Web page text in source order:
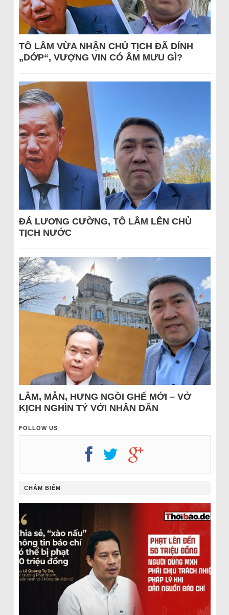
TÔ LÂM VỪA NHẬN CHỦ TỊCH ĐÃ DÍNH
„DỚP“, VƯỢNG VIN CÓ ÂM MƯU GÌ?
ĐÁ LƯƠNG CƯỜNG, TÔ LÂM LÊN CHỦ
TỊCH NƯỚC
LÂM, MẪN, HƯNG NGỒI GHẾ MỚI – VỞ
KỊCH NGHÌN TỶ VỚI NHÂN DÂN
FOLLOW US
CHÂM BIẾM